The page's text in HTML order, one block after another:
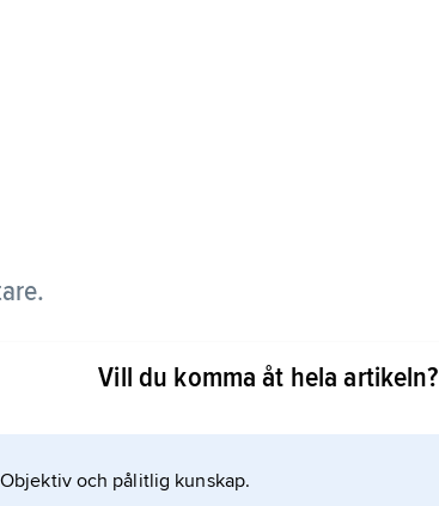
om ett ryskt militärt angrepp på Gotland.
Vill du komma åt hela artikeln?
Objektiv och pålitlig kunskap.